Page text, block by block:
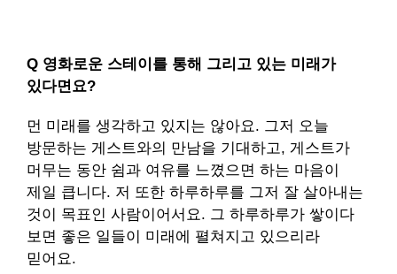
Q 영화로운 스테이를 통해 그리고 있는 미래가
있다면요?
먼 미래를 생각하고 있지는 않아요. 그저 오늘
방문하는 게스트와의 만남을 기대하고, 게스트가
머무는 동안 쉼과 여유를 느꼈으면 하는 마음이
제일 큽니다. 저 또한 하루하루를 그저 잘 살아내는
것이 목표인 사람이어서요. 그 하루하루가 쌓이다
보면 좋은 일들이 미래에 펼쳐지고 있으리라
믿어요.